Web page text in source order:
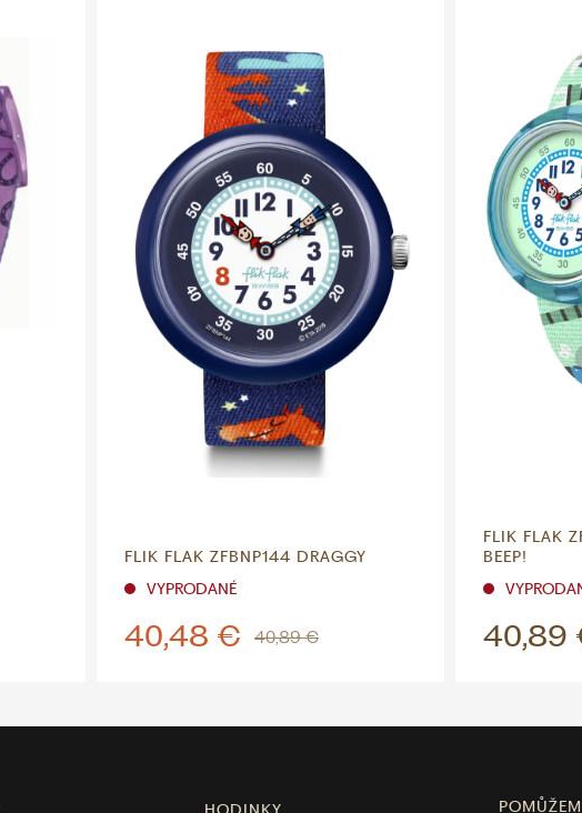
FLIK FLAK ZFBNP144 DRAGGY
VYPRODANÉ
40,48 € 40,89 €
FLIK FLAK
BEEP!
40,89